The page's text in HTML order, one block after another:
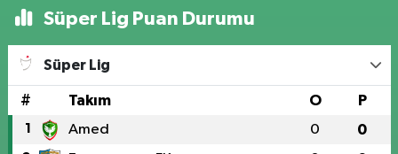
Süper Lig Puan Durumu
Süper Lig
# Takım O P
1 Amed 0 0